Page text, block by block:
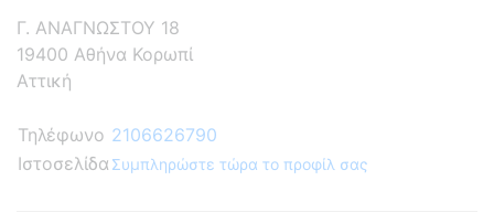
Γ. ΑΝΑΓΝΩΣΤΟΥ 18
19400 Αθήνα Κορωπί
Αττική
Τηλέφωνο 2106626790
Ιστοσελίδα Συμπληρώστε τώρα το προφίλ σας